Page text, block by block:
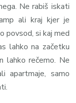
Ne rabiš iskati
ali kraj kjer je
povsod, si kaj med
lahko na začetku
lahko rečemo. Ne
apartmaje, samo